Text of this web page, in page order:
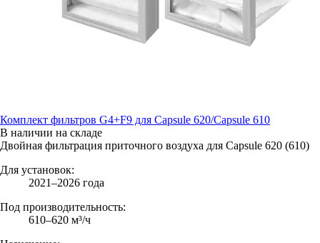
Комплект фильтров G4+F9 для Capsule 620/Capsule 610
В наличии на складе
Двойная фильтрация приточного воздуха для Capsule 620 (610)
Для установок:
2021–2026 года
Под производительность:
610–620 м³/ч